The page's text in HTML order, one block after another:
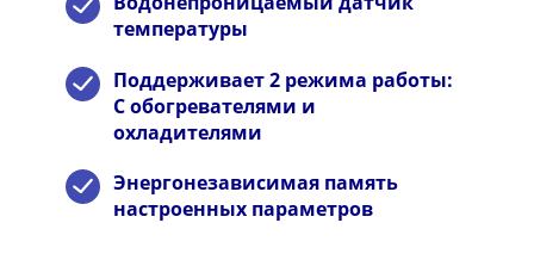
температуры
Поддерживает 2 режима работы:
С обогревателями и
охладителями
Энергонезависимая память
настроенных параметров